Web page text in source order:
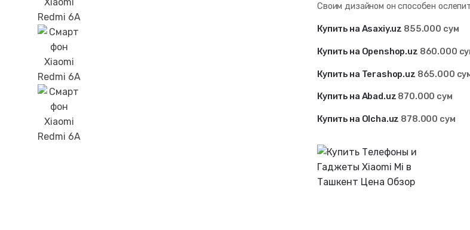
Своим дизайном он способен
Купить на Asaxiy.uz 855.000 сум
Купить на Openshop.uz 860.000
Купить на Terashop.uz 865.000
Купить на Abad.uz 870.000 сум
Купить на Olcha.uz 878.000 сум